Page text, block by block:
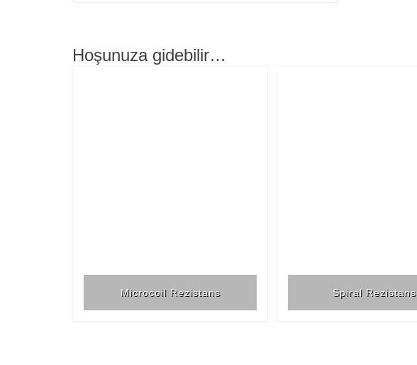
Hoşunuza gidebilir…
Microcoil Rezistans Spiral Rezistans